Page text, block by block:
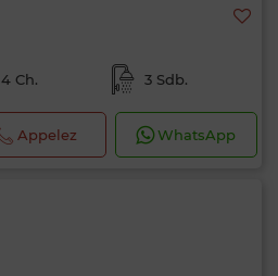
4 Ch. 3 Sdb.
Appelez WhatsApp